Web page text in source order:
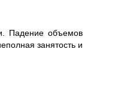
Падение объемов
занятость и